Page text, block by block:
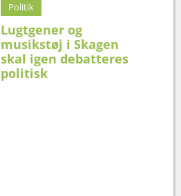
Politik
Lugtgener og
musikstøj i Skagen
skal igen debatteres
politisk